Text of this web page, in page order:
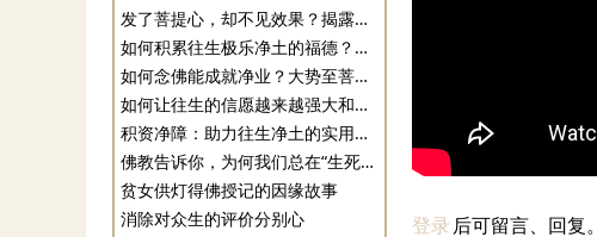
发了菩提心，却不见效果？揭露你的修行误区
如何积累往生极乐净土的福德？净业三福修持指南|净土修行方法
如何念佛能成就净业？大势至菩萨念佛圆通的关键 |印光大师开示
如何让往生的信愿越来越强大和坚固？|净土修行方法
积资净障：助力往生净土的实用指南 | 净土修行方法
佛教告诉你，为何我们总在“生死轮回”游戏中转悠？
贫女供灯得佛授记的因缘故事
消除对众生的评价分别心
登录 后可留言、回复。